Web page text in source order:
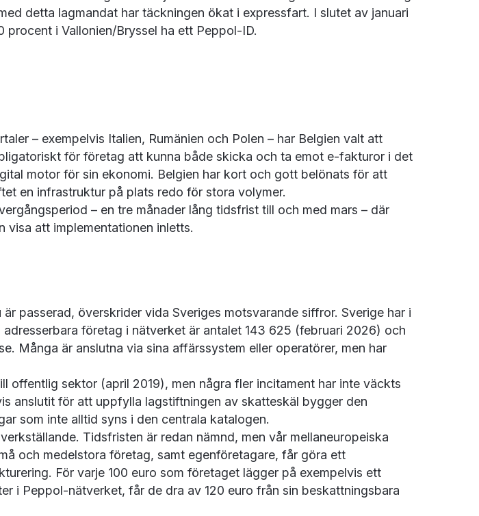
detta lagmandat har täckningen ökat i expressfart. I slutet av januari
i Vallonien/Bryssel ha ett Peppol-ID.
– exempelvis Italien, Rumänien och Polen – har Belgien valt att
för företag att kunna både skicka och ta emot e-fakturor i det
motor för sin ekonomi. Belgien har kort och gott belönats för att
en infrastruktur på plats redo för stora volymer.
– en tre månader lång tidsfrist till och med mars – där
visa att implementationen inletts.
passerad, överskrider vida Sveriges motsvarande siffror. Sverige har i
företag i nätverket är antalet 143 625 (februari 2026) och
Många är anslutna via sina affärssystem eller operatörer, men har
sektor (april 2019), men några fler incitament har inte väckts
anslutit för att uppfylla lagstiftningen av skatteskäl bygger den
som inte alltid syns i den centrala katalogen.
Tidsfristen är redan nämnd, men vår mellaneuropeiska
och medelstora företag, samt egenföretagare, får göra ett
För varje 100 euro som företaget lägger på exempelvis ett
i Peppol-nätverket, får de dra av 120 euro från sin beskattningsbara